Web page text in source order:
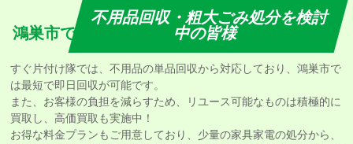
鴻巣市で
不用品回収・粗大ごみ処分を検討
中の皆様
すぐ片付け隊では、不用品の単品回収から対応しており、鴻巣市で
は最短で即日回収が可能です。
また、お客様の負担を減らすため、リユース可能なものは積極的に
買取し、高価買取も実施中！
お得な料金プランもご用意しており、少量の家具家電の処分から、